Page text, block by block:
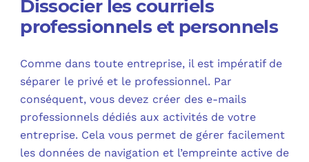
Dissocier les courriels
professionnels et personnels
Comme dans toute entreprise, il est impératif de
séparer le privé et le professionnel. Par
conséquent, vous devez créer des e-mails
professionnels dédiés aux activités de votre
entreprise. Cela vous permet de gérer facilement
les données de navigation et l’empreinte active de